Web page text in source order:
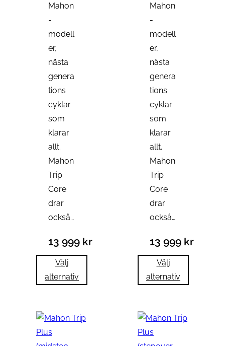
Mahon
-
modell
er,
nästa
genera
tions
cyklar
som
klarar
allt.
Mahon
Trip
Core
drar
också…
13 999 kr
Välj
alternativ
Mahon
-
modell
er,
nästa
genera
tions
cyklar
som
klarar
allt.
Mahon
Trip
Core
drar
också…
13 999 kr
Välj
alternativ